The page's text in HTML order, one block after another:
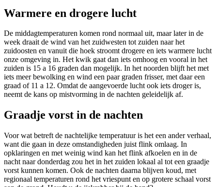
Warmere en drogere lucht
De middagtemperaturen komen rond normaal uit, maar later in de
week draait de wind van het zuidwesten tot zuiden naar het
zuidoosten en vanuit die hoek stroomt drogere en iets warmere lucht
onze omgeving in. Het kwik gaat dan iets omhoog en vooral in het
zuiden is 15 a 16 graden dan mogelijk. In het noorden blijft het met
iets meer bewolking en wind een paar graden frisser, met daar een
graad of 11 a 12. Omdat de aangevoerde lucht ook iets droger is,
neemt de kans op mistvorming in de nachten geleidelijk af.
Graadje vorst in de nachten
Voor wat betreft de nachtelijke temperatuur is het een ander verhaal,
want die gaan in deze omstandigheden juist flink omlaag. In
opklaringen en met weinig wind kan het flink afkoelen en in de
nacht naar donderdag zou het in het zuiden lokaal al tot een graadje
vorst kunnen komen. Ook de nachten daarna blijven koud, met
regionaal temperaturen rond het vriespunt en op grotere schaal vorst